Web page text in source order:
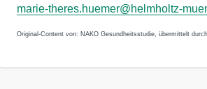
marie-theres.huemer@helmholtz-
Original-Content von: NAKO Gesundheitsstudie, übermittelt